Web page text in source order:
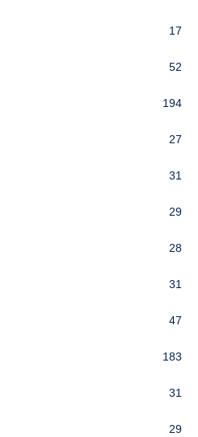
17
52
194
27
31
29
28
31
47
183
31
29